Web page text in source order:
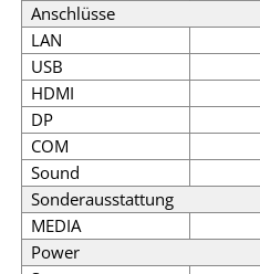
Anschlüsse
LAN
USB
HDMI
DP
COM
Sound
Sonderausstattung
MEDIA
Power